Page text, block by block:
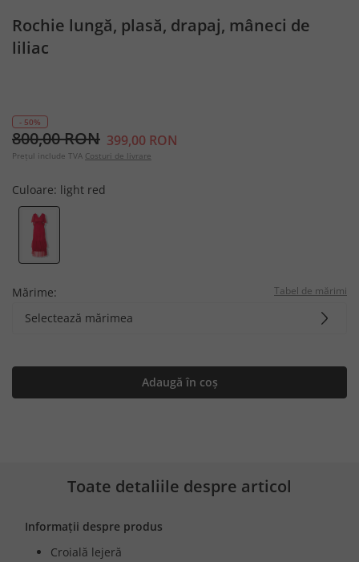
Rochie lungă, plasă, drapaj, mâneci de
liliac
- 50%
800,00 RON 399,00 RON
Prețul include TVA Costuri de livrare
Culoare: light red
Mărime: Tabel de mărimi
Selectează mărimea
Adaugă în coș
Toate detaliile despre articol
Informații despre produs
Croială lejeră